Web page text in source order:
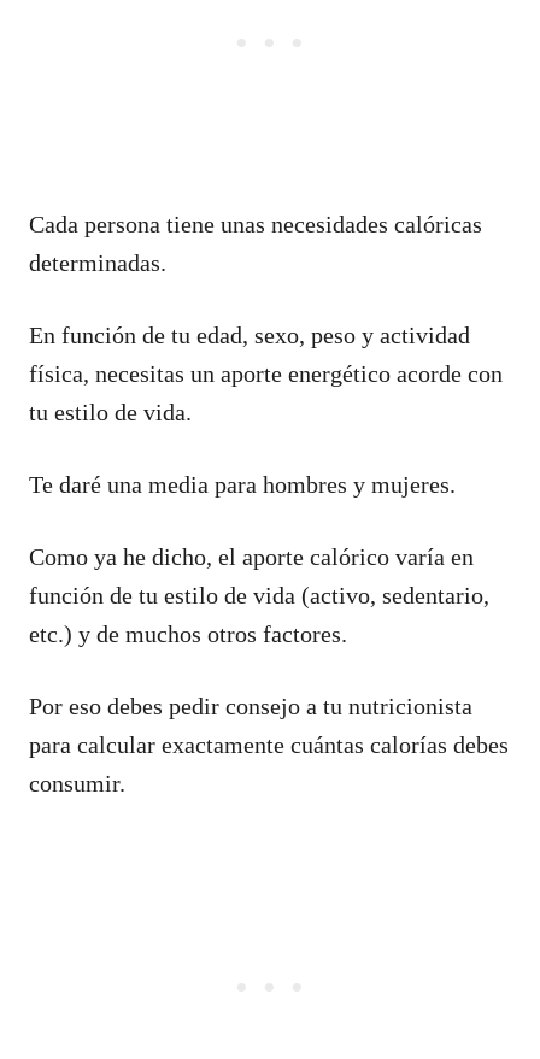
Cada persona tiene unas necesidades calóricas
determinadas.
En función de tu edad, sexo, peso y actividad
física, necesitas un aporte energético acorde con
tu estilo de vida.
Te daré una media para hombres y mujeres.
Como ya he dicho, el aporte calórico varía en
función de tu estilo de vida (activo, sedentario,
etc.) y de muchos otros factores.
Por eso debes pedir consejo a tu nutricionista
para calcular exactamente cuántas calorías debes
consumir.